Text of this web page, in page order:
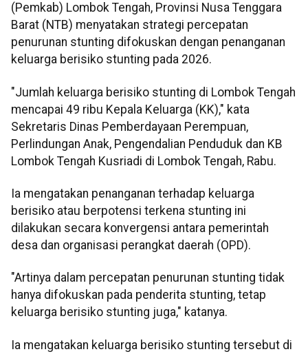
(Pemkab) Lombok Tengah, Provinsi Nusa Tenggara
Barat (NTB) menyatakan strategi percepatan
penurunan stunting difokuskan dengan penanganan
keluarga berisiko stunting pada 2026.
"Jumlah keluarga berisiko stunting di Lombok Tengah
mencapai 49 ribu Kepala Keluarga (KK)," kata
Sekretaris Dinas Pemberdayaan Perempuan,
Perlindungan Anak, Pengendalian Penduduk dan KB
Lombok Tengah Kusriadi di Lombok Tengah, Rabu.
Ia mengatakan penanganan terhadap keluarga
berisiko atau berpotensi terkena stunting ini
dilakukan secara konvergensi antara pemerintah
desa dan organisasi perangkat daerah (OPD).
"Artinya dalam percepatan penurunan stunting tidak
hanya difokuskan pada penderita stunting, tetap
keluarga berisiko stunting juga," katanya.
Ia mengatakan keluarga berisiko stunting tersebut di